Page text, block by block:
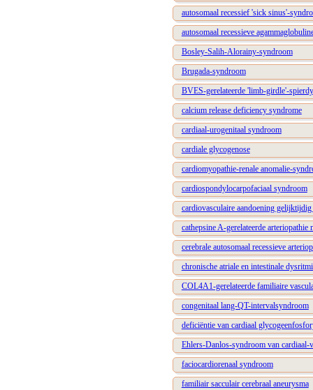
autosomaal recessief 'sick sinus'-
autosomaal recessieve
Bosley-Salih-Alorainy-syndroom
Brugada-syndroom
BVES-gerelateerde 'limb-girdle'-
calcium release deficiency syndrome
cardiaal-urogenitaal syndroom
cardiale glycogenose
cardiomyopathie-renale anomalie-
cardiospondylocarpofaciaal syndroom
cardiovasculaire aandoening
cathepsine A-gerelateerde arteriopathie
cerebrale autosomaal recessieve
chronische atriale en intestinale
COL4A1-gerelateerde familiaire
congenitaal lang-QT-intervalsyndroom
deficiëntie van cardiaal
Ehlers-Danlos-syndroom van cardiaal-
faciocardiorenaal syndroom
familiair sacculair cerebraal aneurysma